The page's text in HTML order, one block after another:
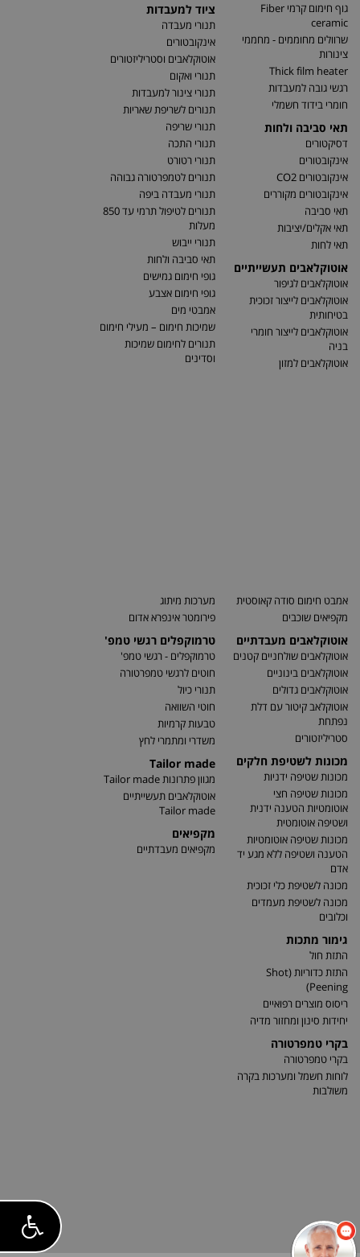
גוף חימום קרמי Fiber
ceramic
שרוולים מחוממים - מחממי
צינורות
Thick film heater
רגשי גובה למעבדות
חומרי בידוד חשמלי
תאי סביבה ולחות
דסיקטורים
אינקובטורים
אינקובטורים CO2
אינקובטורים מקוררים
תאי סביבה
תאי אקלים/יציבות
תאי לחות
אוטוקלאבים תעשייתיים
אוטוקלאבים לגיפור
אוטוקלאבים לייצור זכוכית
בטיחותית
אוטוקלאבים לייצור חומרי
בניה
אוטוקלאבים למזון
ציוד למעבדות
תנורי מעבדה
אינקובטורים
אוטוקלאבים וסטריליזטורים
תנורי ואקום
תנורי צינור למעבדות
תנורים לשריפת שאריות
תנורי שריפה
תנורי התכה
תנורי רטורט
תנורים לטמפרטורה גבוהה
תנורי מעבדה ביפה
תנורים לטיפול תרמי עד 850
מעלות
תנורי ייבוש
תאי סביבה ולחות
גופי חימום גמישים
גופי חימום אצבע
אמבטי מים
שמיכות חימום – מעילי חימום
תנורים לחימום שמיכות
וסדינים
אמבט חימום סודה קאוסטית
מקפיאים שוכבים
אוטוקלאבים מעבדתיים
אוטוקלאבים שולחניים קטנים
אוטוקלאבים בינוניים
אוטוקלאבים גדולים
אוטוקלאב קיטור עם דלת
נפתחת
סטריליזטורים
מכונות לשטיפת חלקים
מכונות שטיפה ידניות
מכונות שטיפה חצי
אוטומטיות הטענה ידנית
ושטיפה אוטומטית
מכונות שטיפה אוטומטיות
הטענה ושטיפה ללא מגע יד
אדם
מכונה לשטיפת כלי זכוכית
מכונה לשטיפת מעמדים
וכלובים
גימור מתכות
התזת חול
התזת כדוריות (Shot
Peening)
ריסוס מוצרים רפואיים
יחידות סינון ומחזור מדיה
בקרי טמפרטורה
בקרי טמפרטורה
לוחות חשמל ומערכות בקרה
משולבות
מערכות מיתוג
פירומטר אינפרא אדום
טרמוקפלים רגשי טמפ'
טרמוקפלים - רגשי טמפ'
חוטים לרגשי טמפרטורה
תנורי כיול
חוטי השוואה
טבעות קרמיות
משדרי ומתמרי לחץ
Tailor made
מגוון פתרונות Tailor made
אוטוקלאבים תעשייתיים
Tailor made
מקפיאים
מקפיאים מעבדתיים